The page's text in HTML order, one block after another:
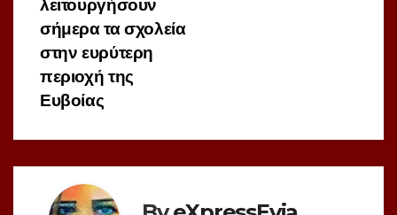
λειτουργήσουν
σήμερα τα σχολεία
στην ευρύτερη
περιοχή της
Ευβοίας